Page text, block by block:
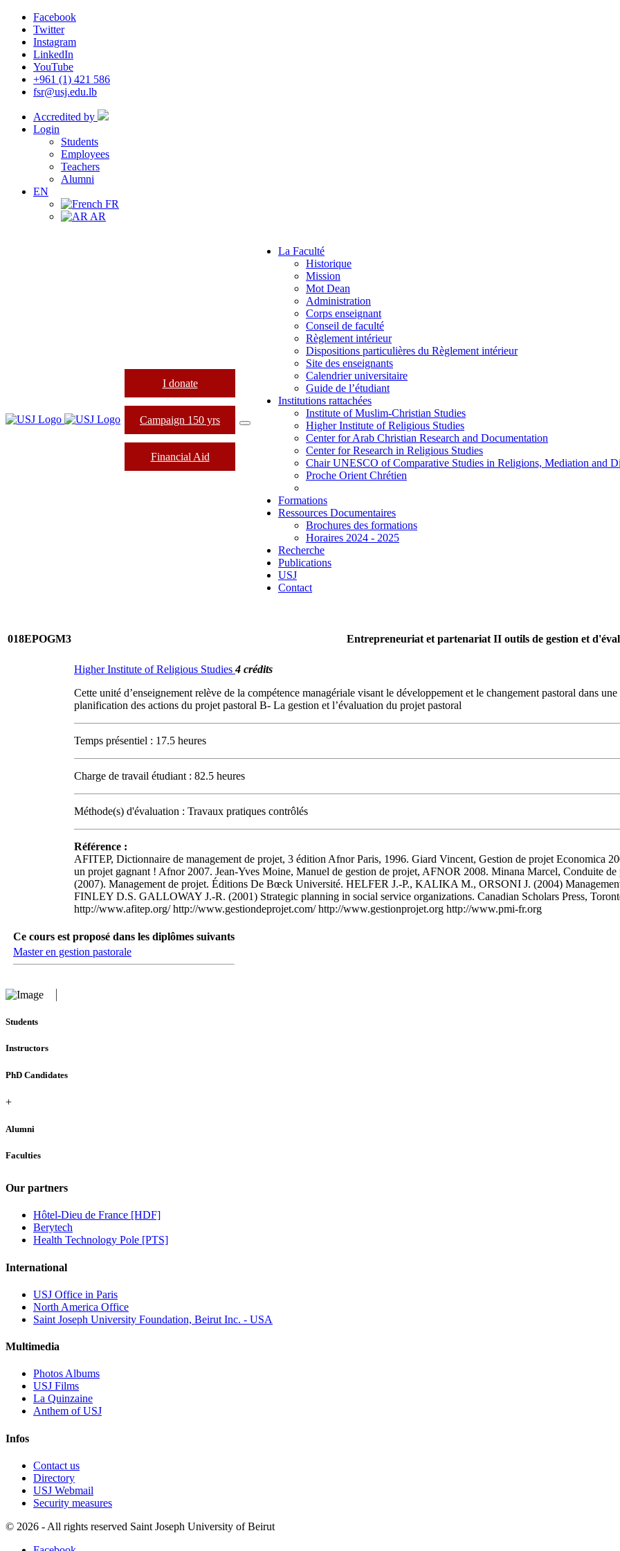
Facebook
Twitter
Instagram
LinkedIn
YouTube
+961 (1) 421 586
fsr@usj.edu.lb
Accredited by
Login
Students
Employees
Teachers
Alumni
EN
FR
AR
I donate
Campaign 150 yrs
Financial Aid
La Faculté
Historique
Mission
Mot Dean
Administration
Corps enseignant
Conseil de faculté
Règlement intérieur
Dispositions particulières du Règlement intérieur
Site des enseignants
Calendrier universitaire
Guide de l’étudiant
Institutions rattachées
Institute of Muslim-Christian Studies
Higher Institute of Religious Studies
Center for Arab Christian Research and Documentation
Center for Research in Religious Studies
Chair UNESCO of Comparative Studies in Religions, Mediation and
Proche Orient Chrétien
Formations
Ressources Documentaires
Brochures des formations
Horaires 2024 - 2025
Recherche
Publications
USJ
Contact
018EPOGM3 Entrepreneuriat et partenariat II outils de gestion et
Higher Institute of Religious Studies4 crédits
Cette unité d’enseignement relève de la compétence managériale visant le développement et le changement pastoral dans
planification des actions du projet pastoral B- La gestion et l’évaluation du projet pastoral
Temps présentiel : 17.5 heures
Charge de travail étudiant : 82.5 heures
Méthode(s) d'évaluation : Travaux pratiques contrôlés
Référence :
AFITEP, Dictionnaire de management de projet, 3 édition Afnor Paris, 1996. Giard Vincent, Gestion de projet Economica
un projet gagnant ! Afnor 2007. Jean-Yves Moine, Manuel de gestion de projet, AFNOR 2008. Minana Marcel, Conduite
(2007). Management de projet. Éditions De Bœck Université. HELFER J.-P., KALIKA M., ORSONI J. (2004)
FINLEY D.S. GALLOWAY J.-R. (2001) Strategic planning in social service organizations. Canadian Scholars Press,
http://www.afitep.org/ http://www.gestiondeprojet.com/ http://www.gestionprojet.org http://www.pmi-fr.org
Ce cours est proposé dans les diplômes suivants
Master en gestion pastorale
Students
Instructors
PhD Candidates
+
Alumni
Faculties
Our partners
Hôtel-Dieu de France [HDF]
Berytech
Health Technology Pole [PTS]
International
USJ Office in Paris
North America Office
Saint Joseph University Foundation, Beirut Inc. - USA
Multimedia
Photos Albums
USJ Films
La Quinzaine
Anthem of USJ
Infos
Contact us
Directory
USJ Webmail
Security measures
© 2026 - All rights reserved Saint Joseph University of Beirut